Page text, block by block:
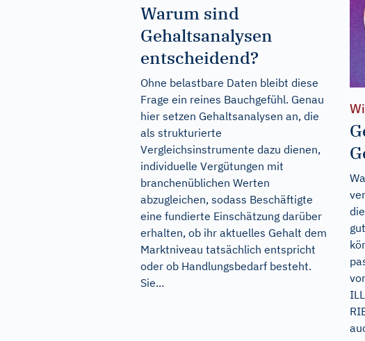
Warum sind
Gehaltsanalysen
entscheidend?
Ohne belastbare Daten bleibt diese
Frage ein reines Bauchgefühl. Genau
hier setzen Gehaltsanalysen an, die
als strukturierte
Vergleichsinstrumente dazu dienen,
individuelle Vergütungen mit
branchenüblichen Werten
abzugleichen, sodass Beschäftigte
eine fundierte Einschätzung darüber
erhalten, ob ihr aktuelles Gehalt dem
Marktniveau tatsächlich entspricht
oder ob Handlungsbedarf besteht.
Sie...